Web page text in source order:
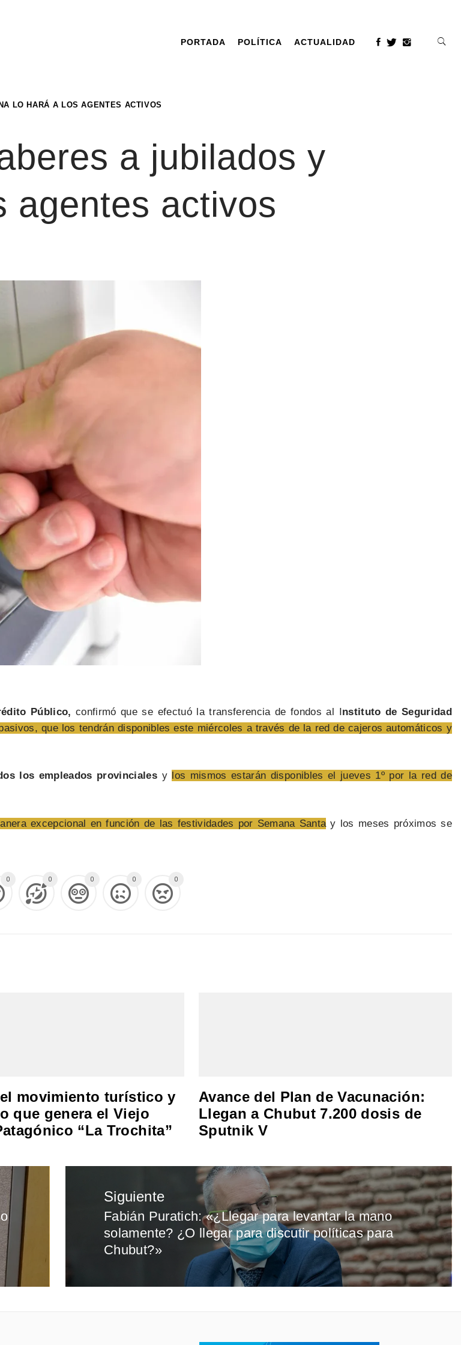
PORTADA POLÍTICA ACTUALIDAD
LO HARÁ A LOS AGENTES ACTIVOS
a jubilados y
agentes activos
Público, confirmó que se efectuó la transferencia de fondos al Instituto de Seguridad
que los tendrán disponibles este miércoles a través de la red de cajeros automáticos y
los empleados provinciales y
los mismos estarán disponibles el jueves 1º por la red de
excepcional en función de las festividades por Semana Santa y los meses próximos se
0 0 0 0 0
movimiento turístico y
que genera el Viejo
“La Trochita”
Avance del Plan de Vacunación:
Llegan a Chubut 7.200 dosis de
Sputnik V
Siguiente
Entrada
siguiente:
Fabián Puratich: «¿Llegar para levantar la mano
solamente? ¿O llegar para discutir políticas para
Chubut?»